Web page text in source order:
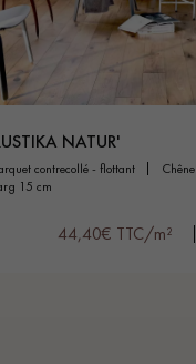
NATUR'
contrecollé - flottant chêne
15 cm
44,40€ TTC/m²